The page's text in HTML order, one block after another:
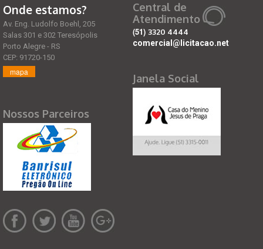
Onde estamos?
Av. Eng. Ludolfo Boehl, 205
Salas 301 e 302 Teresópolis
Porto Alegre - RS
CEP: 91720-150
mapa
Nossos Parceiros
Central de
Atendimento
(51) 3320 4444
comercial@licitacao.net
Janela Social